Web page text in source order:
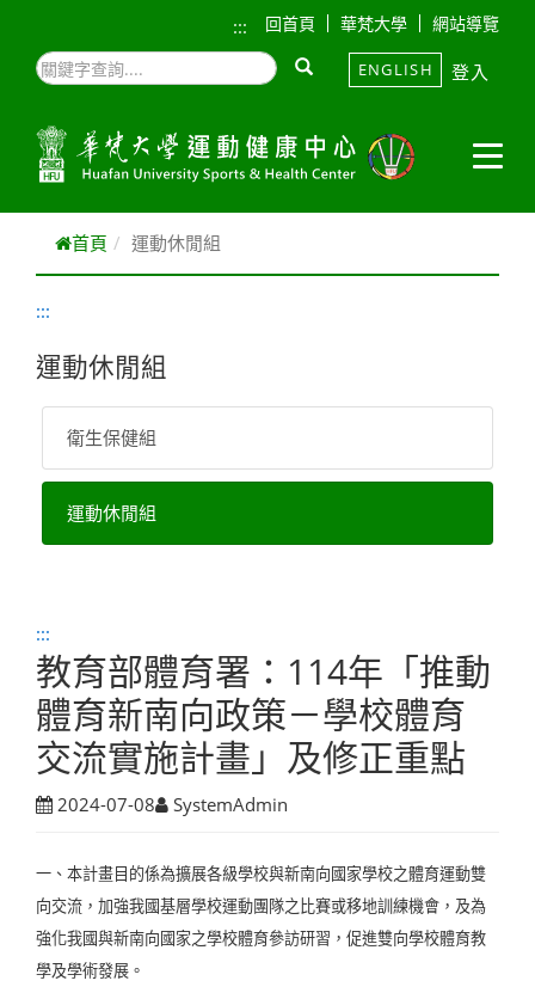
::: 回首頁 華梵大學 網站導覽
ENGLISH 登入
首頁 運動休閒組
:::
運動休閒組
衛生保健組
運動休閒組
:::
教育部體育署：114年「推動
體育新南向政策－學校體育
交流實施計畫」及修正重點
2024-07-08 SystemAdmin
一、本計畫目的係為擴展各級學校與新南向國家學校之體育運動雙
向交流，加強我國基層學校運動團隊之比賽或移地訓練機會，及為
強化我國與新南向國家之學校體育參訪研習，促進雙向學校體育教
學及學術發展。